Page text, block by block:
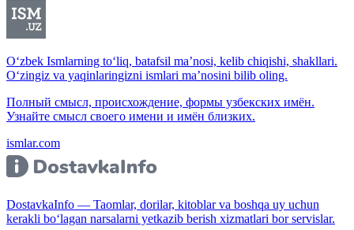
O‘zbek Ismlarning to‘liq, batafsil ma’nosi, kelib chiqishi, shakllari.
O‘zingiz va yaqinlaringizni ismlari ma’nosini bilib oling.
Полный смысл, происхождение, формы узбекских имён.
Узнайте смысл своего имени и имён близких.
ismlar.com
DostavkaInfo — Taomlar, dorilar, kitoblar va boshqa uy uchun
kerakli bo‘lagan narsalarni yetkazib berish xizmatlari bor servislar.